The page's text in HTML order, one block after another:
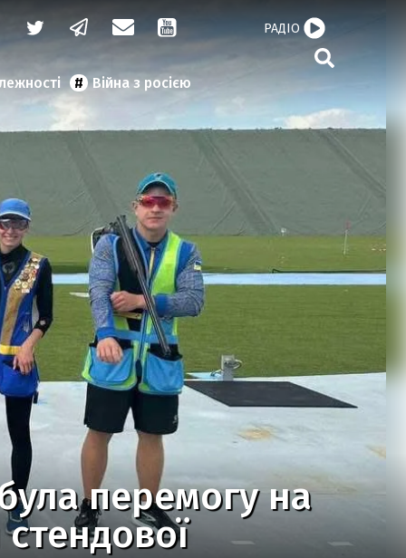
Війна з росією
РАДІО
перемогу на